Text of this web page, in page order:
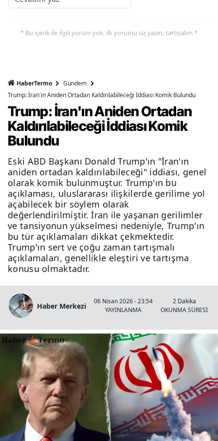
* Bu içerik ile ilgili yorum yok, ilk yorumu siz yazın, tartışalım *
HaberTermo
Gündem
Trump: İran'ın Aniden Ortadan Kaldırılabileceği İddiası Komik Bulundu
Trump: İran'ın Aniden Ortadan
Kaldırılabileceği İddiası Komik
Bulundu
Eski ABD Başkanı Donald Trump'ın "İran'ın
aniden ortadan kaldırılabileceği" iddiası, genel
olarak komik bulunmuştur. Trump'ın bu
açıklaması, uluslararası ilişkilerde gerilime yol
açabilecek bir söylem olarak
değerlendirilmiştir. İran ile yaşanan gerilimler
ve tansiyonun yükselmesi nedeniyle, Trump'ın
bu tür açıklamaları dikkat çekmektedir.
Trump'ın sert ve çoğu zaman tartışmalı
açıklamaları, genellikle eleştiri ve tartışma
konusu olmaktadır.
Haber Merkezi
06 Nisan 2026 - 23:54
YAYINLANMA
2 Dakika
OKUNMA SÜRESİ